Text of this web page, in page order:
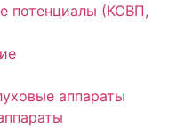
потенциалы (КСВП,
аппараты